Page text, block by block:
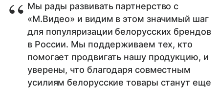
Мы рады развивать партнерство с
«М.Видео» и видим в этом значимый шаг
для популяризации белорусских брендов
в России. Мы поддерживаем тех, кто
помогает продвигать нашу продукцию, и
уверены, что благодаря совместным
усилиям белорусские товары станут еще